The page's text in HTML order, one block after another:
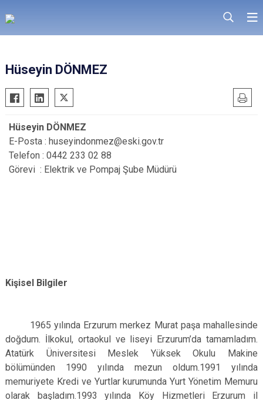
Hüseyin DÖNMEZ
Hüseyin DÖNMEZ
E-Posta : huseyindonmez@eski.gov.tr
Telefon : 0442 233 02 88
Görevi : Elektrik ve Pompaj Şube Müdürü
Kişisel Bilgiler
1965 yılında Erzurum merkez Murat paşa mahallesinde
doğdum. İlkokul, ortaokul ve liseyi Erzurum’da tamamladım.
Atatürk Üniversitesi Meslek Yüksek Okulu Makine
bölümünden 1990 yılında mezun oldum.1991 yılında
memuriyete Kredi ve Yurtlar kurumunda Yurt Yönetim Memuru
olarak başladım.1993 yılında Köy Hizmetleri Erzurum il